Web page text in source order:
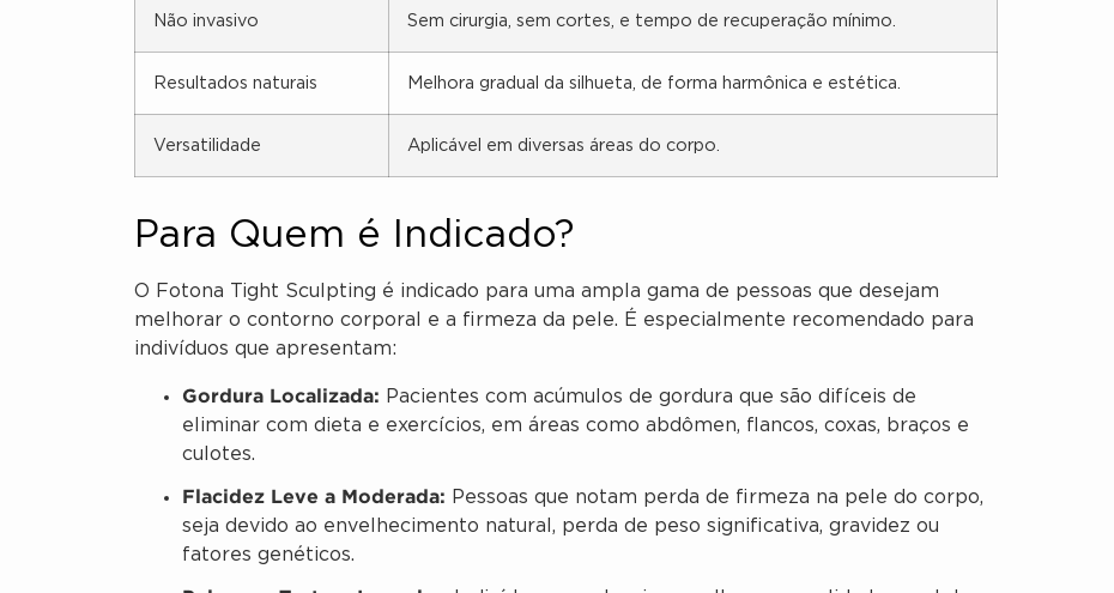
Não invasivo Sem cirurgia, sem cortes, e tempo de recuperação mínimo.
Resultados naturais Melhora gradual da silhueta, de forma harmônica e estética.
Versatilidade Aplicável em diversas áreas do corpo.
Para Quem é Indicado?
O Fotona Tight Sculpting é indicado para uma ampla gama de pessoas que desejam
melhorar o contorno corporal e a firmeza da pele. É especialmente recomendado para
indivíduos que apresentam:
Gordura Localizada: Pacientes com acúmulos de gordura que são difíceis de
eliminar com dieta e exercícios, em áreas como abdômen, flancos, coxas, braços e
culotes.
Flacidez Leve a Moderada: Pessoas que notam perda de firmeza na pele do corpo,
seja devido ao envelhecimento natural, perda de peso significativa, gravidez ou
fatores genéticos.